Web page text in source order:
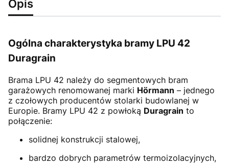
Opis
Ogólna charakterystyka bramy LPU 42
Duragrain
Brama LPU 42 należy do segmentowych bram
garażowych renomowanej marki Hörmann – jednego
z czołowych producentów stolarki budowlanej w
Europie. Bramy LPU 42 z powłoką Duragrain to
połączenie:
solidnej konstrukcji stalowej,
bardzo dobrych parametrów termoizolacyjnych,